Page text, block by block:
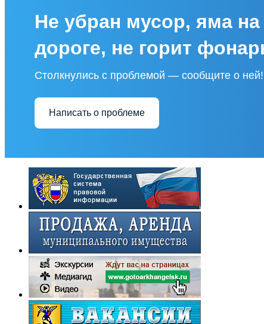
Не убран мусор, яма на
дороге, не горит
Столкнулись с проблемой — сообщите о ней!
Написать о проблеме